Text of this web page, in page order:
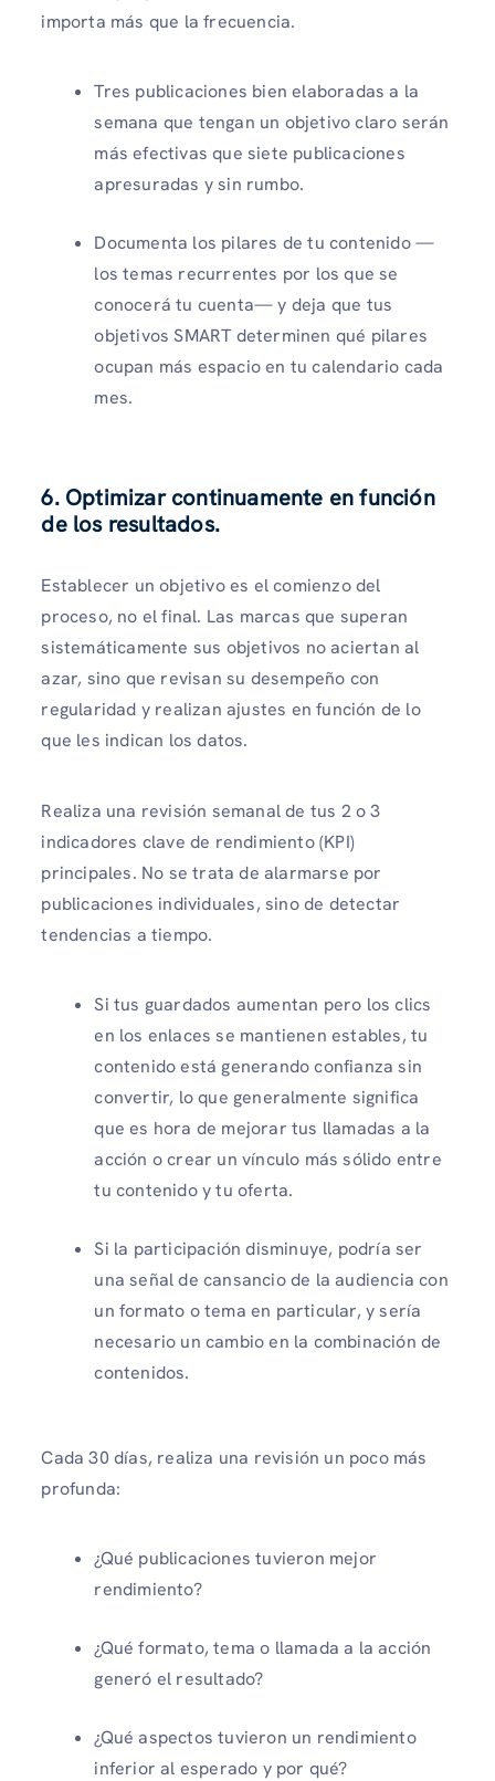
importa más que la frecuencia.
Tres publicaciones bien elaboradas a la
semana que tengan un objetivo claro serán
más efectivas que siete publicaciones
apresuradas y sin rumbo.
Documenta los pilares de tu contenido —
los temas recurrentes por los que se
conocerá tu cuenta— y deja que tus
objetivos SMART determinen qué pilares
ocupan más espacio en tu calendario cada
mes.
6. Optimizar continuamente en función
de los resultados.
Establecer un objetivo es el comienzo del
proceso, no el final. Las marcas que superan
sistemáticamente sus objetivos no aciertan al
azar, sino que revisan su desempeño con
regularidad y realizan ajustes en función de lo
que les indican los datos.
Realiza una revisión semanal de tus 2 o 3
indicadores clave de rendimiento (KPI)
principales. No se trata de alarmarse por
publicaciones individuales, sino de detectar
tendencias a tiempo.
Si tus guardados aumentan pero los clics
en los enlaces se mantienen estables, tu
contenido está generando confianza sin
convertir, lo que generalmente significa
que es hora de mejorar tus llamadas a la
acción o crear un vínculo más sólido entre
tu contenido y tu oferta.
Si la participación disminuye, podría ser
una señal de cansancio de la audiencia con
un formato o tema en particular, y sería
necesario un cambio en la combinación de
contenidos.
Cada 30 días, realiza una revisión un poco más
profunda:
¿Qué publicaciones tuvieron mejor
rendimiento?
¿Qué formato, tema o llamada a la acción
generó el resultado?
¿Qué aspectos tuvieron un rendimiento
inferior al esperado y por qué?